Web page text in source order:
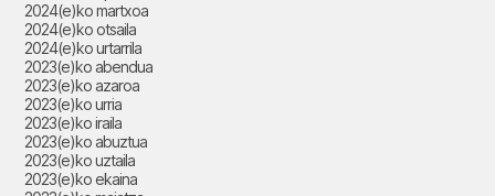
2024(e)ko martxoa
2024(e)ko otsaila
2024(e)ko urtarrila
2023(e)ko abendua
2023(e)ko azaroa
2023(e)ko urria
2023(e)ko iraila
2023(e)ko abuztua
2023(e)ko uztaila
2023(e)ko ekaina